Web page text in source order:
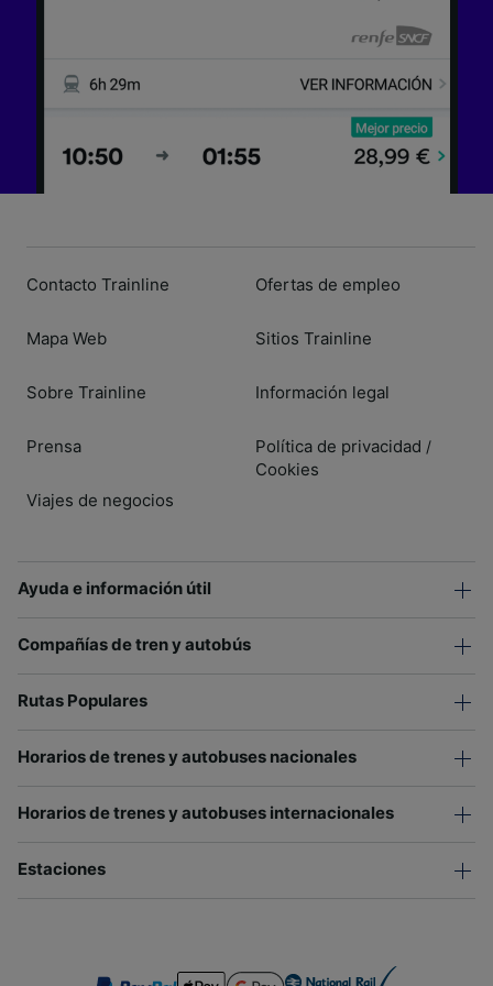
Contacto Trainline
Mapa Web
Sobre Trainline
Prensa
Viajes de negocios
Ofertas de empleo
Sitios Trainline
Información legal
Política de privacidad /
Cookies
Ayuda e información útil
Compañías de tren y autobús
Rutas Populares
Horarios de trenes y autobuses nacionales
Horarios de trenes y autobuses internacionales
Estaciones